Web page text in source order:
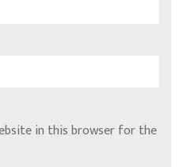
in this browser for the